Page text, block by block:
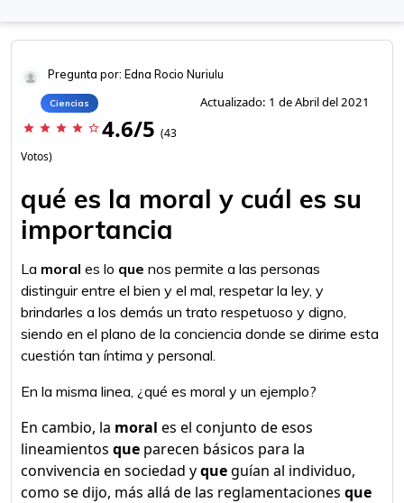
Pregunta por: Edna Rocio Nuriulu
Ciencias Actualizado: 1 de Abril del 2021
star star star star star_border 4.6/5 (43
Votos)
qué es la moral y cuál es su
importancia
La moral es lo que nos permite a las personas
distinguir entre el bien y el mal, respetar la ley, y
brindarles a los demás un trato respetuoso y digno,
siendo en el plano de la conciencia donde se dirime esta
cuestión tan íntima y personal.
En la misma linea, ¿qué es moral y un ejemplo?
En cambio, la moral es el conjunto de esos
lineamientos que parecen básicos para la
convivencia en sociedad yqueguían al individuo,
como se dijo, más allá de las reglamentaciones que